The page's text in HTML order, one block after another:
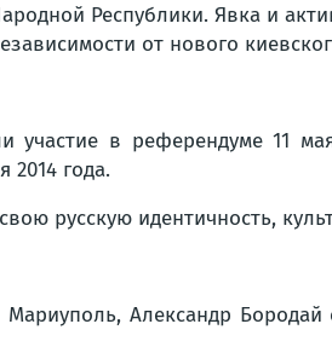
Республики. Явка и
от нового
в референдуме 11
2014 года.
русскую идентичность,
Александр